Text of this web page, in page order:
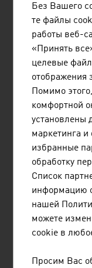
J. W.
M.B.H.
J. W.
и сервисных
бумагой и
европейских
и занимается
Без Вашего
те файлы
работы веб-
«Принять
целевые
отображения
Помимо
комфортной
установлены
маркетинга
избранные
обработку
Список
информацию
нашей
можете
cookie в
Просим Вас